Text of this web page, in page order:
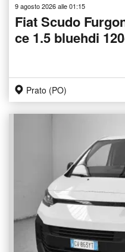
9 agosto 2026 alle 01:15
Fiat Scudo
ce 1.5 bluehdi
Prato (PO)